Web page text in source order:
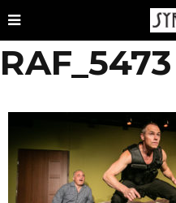
RAF_5473